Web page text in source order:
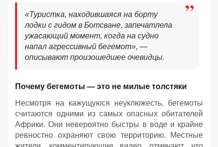
«Туристка, находившаяся на борту
лодки с гидом в Ботсване, запечатлела
ужасающий момент, когда на судно
напал агрессивный бегемот», —
описывают произошедшее очевидцы.
Почему бегемоты — это не милые толстяки
Несмотря на кажущуюся неуклюжесть, бегемоты
считаются одними из самых опасных обитателей
Африки. Они невероятно быстры в воде и крайне
ревностно охраняют свою территорию. Местные